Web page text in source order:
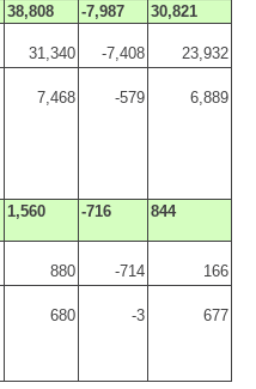
38,808 -7,987 30,821
31,340
-7,408 23,932
7,468 -579 6,889
1,560 -716 844
880
-714 166
680 -3 677